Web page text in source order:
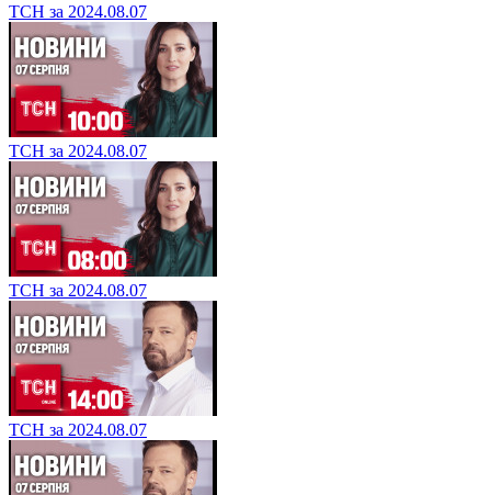
ТСН за 2024.08.07
ТСН за 2024.08.07
ТСН за 2024.08.07
ТСН за 2024.08.07